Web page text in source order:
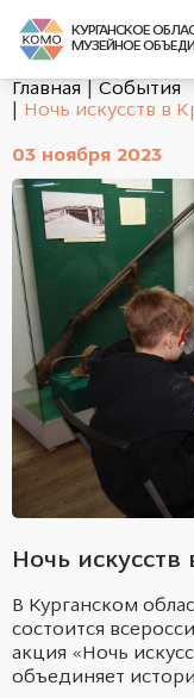
КУРГАНСКОЕ
МУЗЕЙНОЕ
Главная
События
Ночь искусств в
Ночь
В Курганском
состоится
акция «Ночь
объединяет
03 ноября 2023